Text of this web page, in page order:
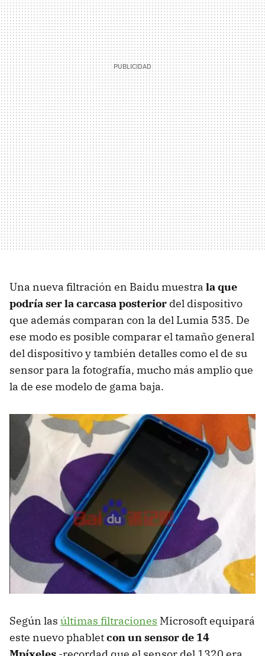
Una nueva filtración en Baidu muestra la que
podría ser la carcasa posterior del dispositivo
que además comparan con la del Lumia 535. De
ese modo es posible comparar el tamaño general
del dispositivo y también detalles como el de su
sensor para la fotografía, mucho más amplio que
la de ese modelo de gama baja.
Según las últimas filtraciones Microsoft equipará
este nuevo phabletcon un sensor de 14